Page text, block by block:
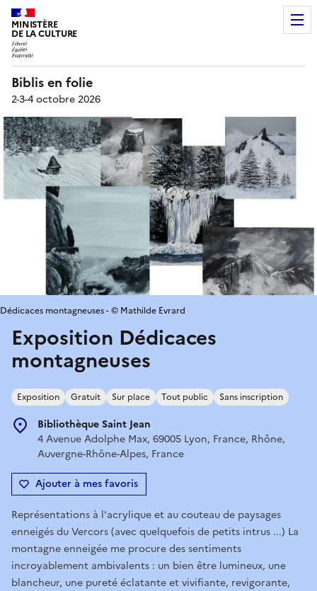
MINISTÈRE
DE LA CULTURE
Biblis en folie
2-3-4 octobre 2026
Exposition Dédicaces
montagneuses
Exposition Gratuit Sur place Tout public Sans inscription
Bibliothèque Saint Jean
4 Avenue Adolphe Max, 69005 Lyon, France, Rhône,
Auvergne-Rhône-Alpes, France
Ajouter à mes favoris
Dédicaces montagneuses - © Mathilde Evrard
Représentations à l'acrylique et au couteau de paysages
enneigés du Vercors (avec quelquefois de petits intrus ...) La
montagne enneigée me procure des sentiments
incroyablement ambivalents : un bien être lumineux, une
blancheur, une pureté éclatante et vivifiante, revigorante,